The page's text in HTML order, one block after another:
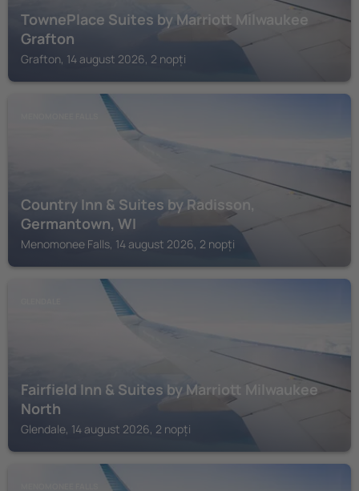
TownePlace Suites by Marriott Milwaukee
Grafton
Grafton, 14 august 2026, 2 nopți
Country Inn & Suites by Radisson,
Germantown, WI
Menomonee Falls, 14 august 2026, 2 nopți
Fairfield Inn & Suites by Marriott Milwaukee
North
Glendale, 14 august 2026, 2 nopți